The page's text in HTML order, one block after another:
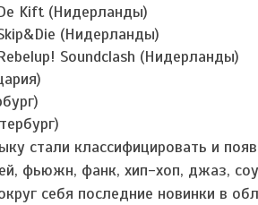
Kift (Нидерланды)
(Нидерланды)
Soundclash (Нидерланды)
стали классифицировать и
фьюжн, фанк, хип-хоп, джаз,
себя последние новинки в